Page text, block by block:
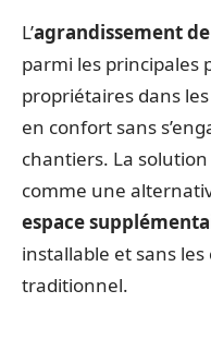
L’agrandissement
parmi les principales
propriétaires dans
en confort sans
chantiers. La solution
comme une
espace
installable et sans
traditionnel.